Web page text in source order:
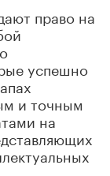
право на
успешно
и точным
на